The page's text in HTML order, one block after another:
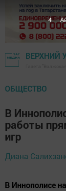
ВЕРХНИЙ
ОБЩЕСТВО
В
работы
игр
Диана
В Иннополисе
2